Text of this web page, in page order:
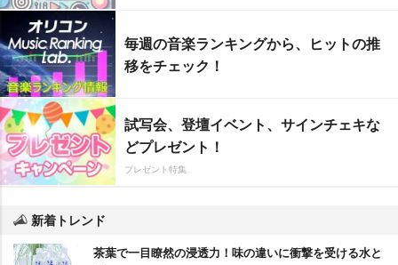
毎週の音楽ランキングから、ヒットの推
移をチェック！
試写会、登壇イベント、サインチェキな
どプレゼント！
プレゼント特集
新着トレンド
茶葉で一目瞭然の浸透力！味の違いに衝撃を受ける水と